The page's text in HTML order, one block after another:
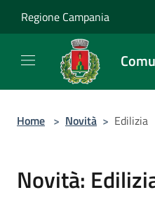
Regione Campania
Home > Novità > Edilizia
Novità: